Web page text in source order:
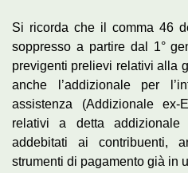
Si ricorda che il comma 46
soppresso a partire dal 1°
previgenti prelievi relativi alla
anche l’addizionale per
assistenza (Addizionale
relativi a detta
addebitati ai contribuenti,
strumenti di pagamento già in